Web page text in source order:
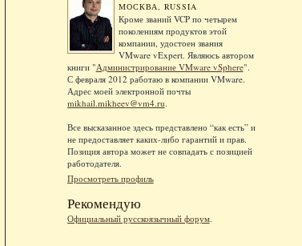
МОСКВА, RUSSIA
Кроме званий VCP по четырем
поколениям продуктов этой
компании, удостоен звания
VMware vExpert. Являюсь автором
книги "Администрирование VMware vSphere".
С февраля 2012 работаю в компании VMware.
Адрес моей электронной почты
mikhail.mikheev@vm4.ru.
Все высказанное здесь представлено “как есть” и
не предоставляет каких-либо гарантий и прав.
Позиция автора может не совпадать с позицией
работодателя.
Просмотреть профиль
Рекомендую
Официальный русскоязычный форум.